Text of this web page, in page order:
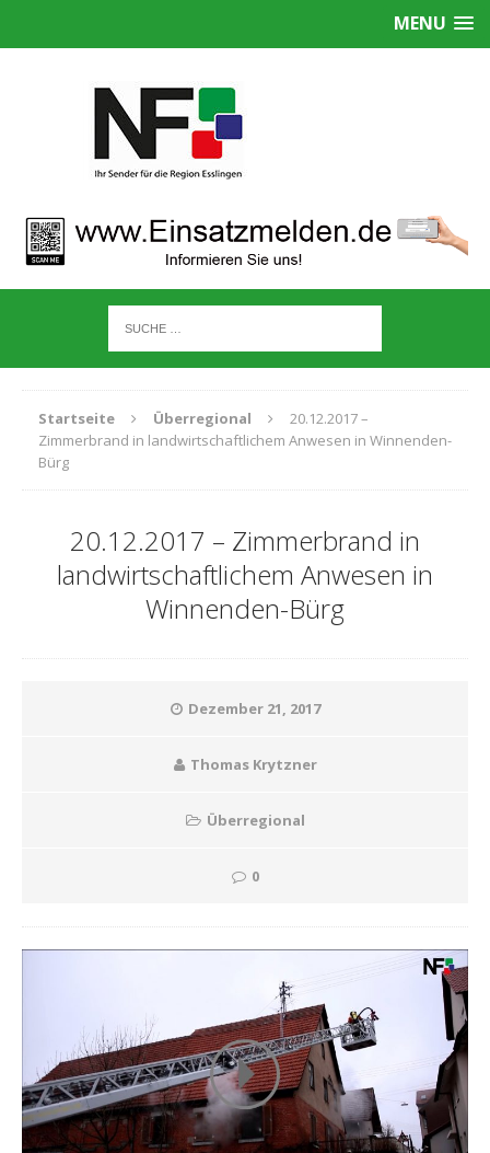
MENU
Startseite Überregional
20.12.2017 –
Zimmerbrand in landwirtschaftlichem Anwesen in Winnenden-
Bürg
20.12.2017 – Zimmerbrand in
landwirtschaftlichem Anwesen in
Winnenden-Bürg
Dezember 21, 2017
Thomas Krytzner
Überregional
0